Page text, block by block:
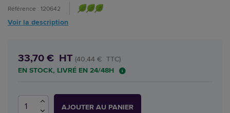
Référence : 120642
Voir la description
33,70 € HT (40,44 € TTC)
EN STOCK, LIVRÉ EN 24/48H
AJOUTER AU PANIER